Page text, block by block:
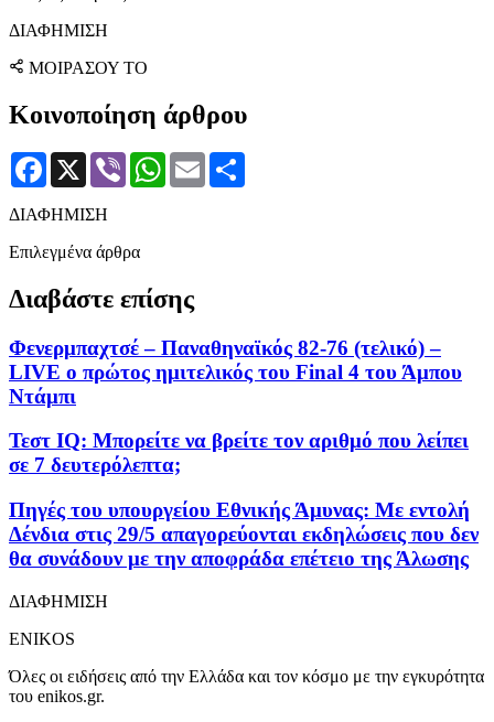
ΔΙΑΦΗΜΙΣΗ
ΜΟΙΡΑΣΟΥ ΤΟ
Κοινοποίηση άρθρου
Facebook
X Viber WhatsApp
Email
ΔΙΑΦΗΜΙΣΗ
Επιλεγμένα άρθρα
Διαβάστε επίσης
Φενερμπαχτσέ – Παναθηναϊκός 82-76 (τελικό) –
LIVE ο πρώτος ημιτελικός του Final 4 του Άμπου
Ντάμπι
Τεστ IQ: Mπορείτε να βρείτε τον αριθμό που λείπει
σε 7 δευτερόλεπτα;
Πηγές του υπουργείου Εθνικής Άμυνας: Με εντολή
Δένδια στις 29/5 απαγορεύονται εκδηλώσεις που δεν
θα συνάδουν με την αποφράδα επέτειο της Άλωσης
ΔΙΑΦΗΜΙΣΗ
ENIKOS
Όλες οι ειδήσεις από την Ελλάδα και τον κόσμο με την εγκυρότητα
του enikos.gr.